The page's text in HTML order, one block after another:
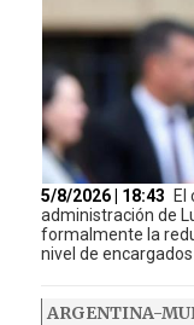
5/8/2026 | 18:43
El
administración de
formalmente la
nivel de encargados
ARGENTINA-